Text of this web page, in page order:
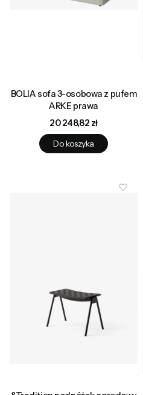
BOLIA sofa 3-osobowa z pufem
ARKE prawa
Cena
20 248,82 zł
Do koszyka